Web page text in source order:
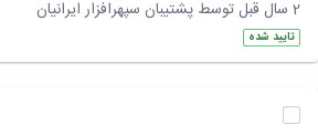
تایید شده